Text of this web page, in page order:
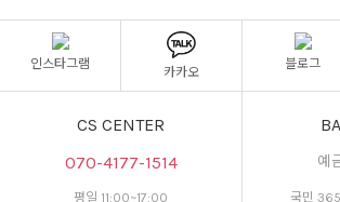
인스타그램
카카오
블로그
CS CENTER
070-4177-1514
평일 11:00~17:00
예
국민